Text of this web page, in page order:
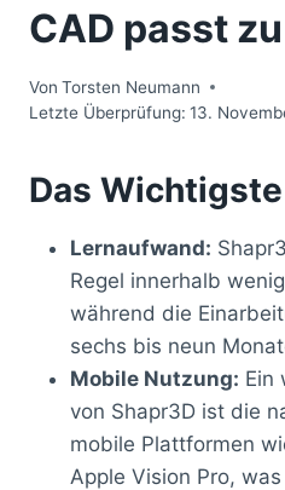
CAD passt
Von Torsten Neumann
Letzte Überprüfung: 13.
Das
Lernaufwand:
Regel innerhalb
während die
sechs bis neun
Mobile Nutzung: Ein
von Shapr3D ist die
mobile Plattformen
Apple Vision Pro,